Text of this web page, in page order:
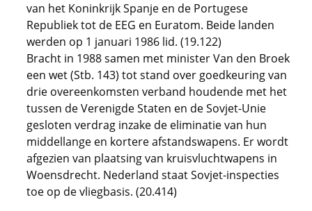
van het Koninkrijk Spanje en de Portugese
Republiek tot de EEG en Euratom. Beide landen
werden op 1 januari 1986 lid. (19.122)
Bracht in 1988 samen met minister Van den Broek
een wet (Stb. 143) tot stand over goedkeuring van
drie overeenkomsten verband houdende met het
tussen de Verenigde Staten en de Sovjet-Unie
gesloten verdrag inzake de eliminatie van hun
middellange en kortere afstandswapens. Er wordt
afgezien van plaatsing van kruisvluchtwapens in
Woensdrecht. Nederland staat Sovjet-inspecties
toe op de vliegbasis. (20.414)